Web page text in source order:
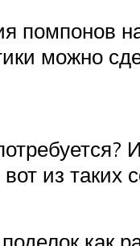
помпонов
можно
из